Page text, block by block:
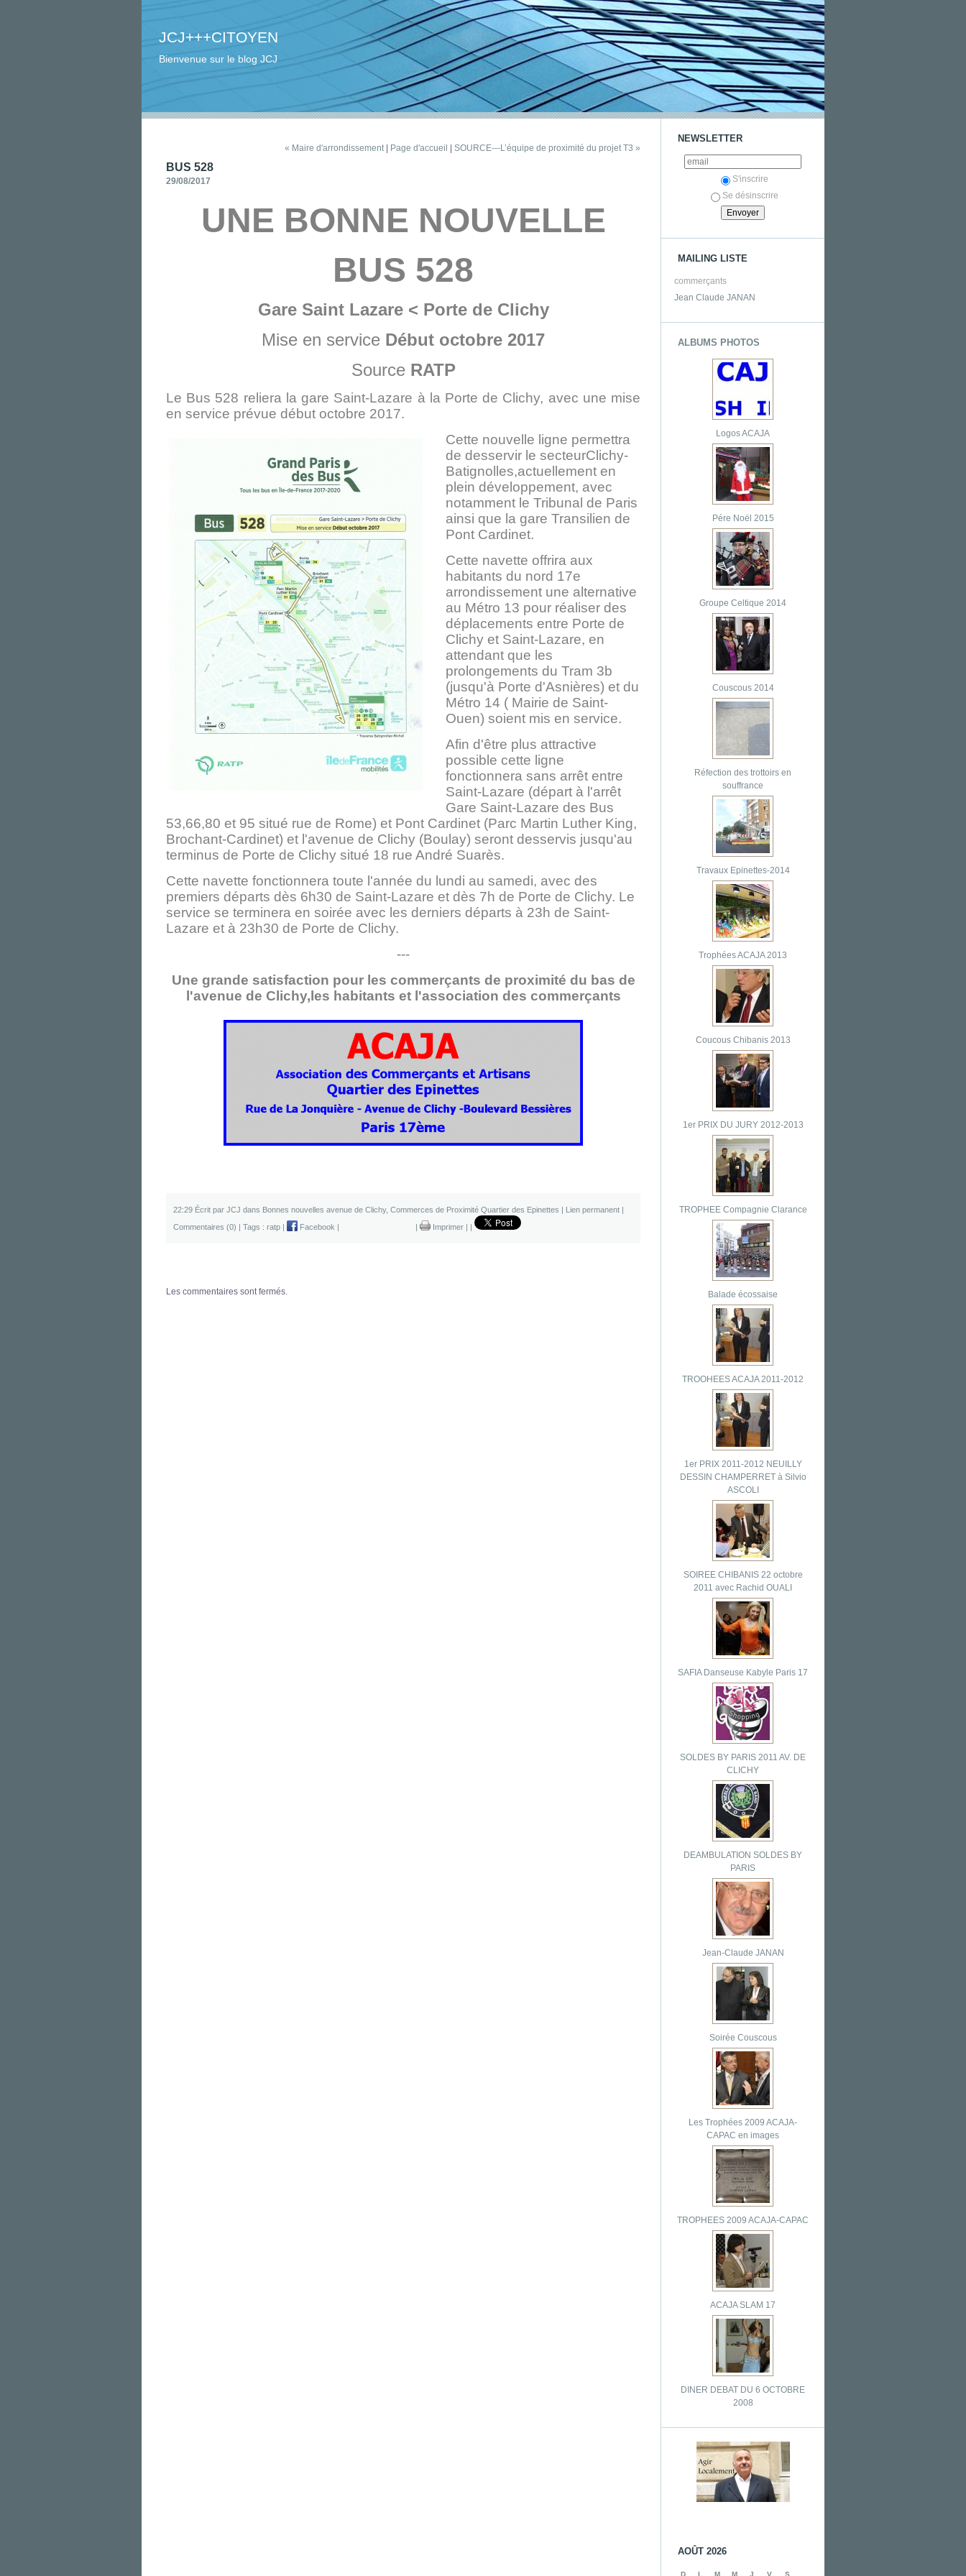
JCJ+++CITOYEN
Bienvenue sur le blog JCJ
NEWSLETTER
S'inscrire
Se désinscrire
MAILING LISTE
commerçants
Jean Claude JANAN
ALBUMS PHOTOS
Logos ACAJA
Pére Noël 2015
Groupe Celtique 2014
Couscous 2014
Réfection des trottoirs en
souffrance
Travaux Epinettes-2014
Trophées ACAJA 2013
Coucous Chibanis 2013
1er PRIX DU JURY 2012-2013
TROPHEE Compagnie Clarance
Balade écossaise
TROOHEES ACAJA 2011-2012
1er PRIX 2011-2012 NEUILLY
DESSIN CHAMPERRET à Silvio
ASCOLI
SOIREE CHIBANIS 22 octobre
2011 avec Rachid OUALI
SAFIA Danseuse Kabyle Paris 17
SOLDES BY PARIS 2011 AV. DE
CLICHY
DEAMBULATION SOLDES BY
PARIS
Jean-Claude JANAN
Soirée Couscous
Les Trophées 2009 ACAJA-
CAPAC en images
TROPHEES 2009 ACAJA-CAPAC
ACAJA SLAM 17
DINER DEBAT DU 6 OCTOBRE
2008
AOÛT 2026
D L M M J V S
« Maire d'arrondissement| Page d'accueil SOURCE---L’équipe de proximité du projet T3 »
29/08/2017
BUS 528
UNE BONNE NOUVELLE
BUS 528
Gare Saint Lazare < Porte de Clichy
Mise en service Début octobre 2017
SourceRATP
Le Bus 528 reliera la gare Saint-Lazare à la Porte de Clichy, avec une mise
en service prévue début octobre 2017.
Cette nouvelle ligne permettra
de desservir le secteurClichy-
Batignolles,actuellement en
plein développement, avec
notamment le Tribunal de Paris
ainsi que la gare Transilien de
Pont Cardinet.
Cette navette offrira aux
habitants du nord 17e
arrondissement une alternative
au Métro 13 pour réaliser des
déplacements entre Porte de
Clichy et Saint-Lazare, en
attendant que les
prolongements du Tram 3b
(jusqu'à Porte d'Asnières) et du
Métro 14 ( Mairie de Saint-
Ouen) soient mis en service.
Afin d'être plus attractive
possible cette ligne
fonctionnera sans arrêt entre
Saint-Lazare (départ à l'arrêt
Gare Saint-Lazare des Bus
53,66,80 et 95 situé rue de Rome) et Pont Cardinet (Parc Martin Luther King,
Brochant-Cardinet) et l'avenue de Clichy (Boulay) seront desservis jusqu'au
terminus de Porte de Clichy situé 18 rue André Suarès.
Cette navette fonctionnera toute l'année du lundi au samedi, avec des
premiers départs dès 6h30 de Saint-Lazare et dès 7h de Porte de Clichy. Le
service se terminera en soirée avec les derniers départs à 23h de Saint-
Lazare et à 23h30 de Porte de Clichy.
---
Une grande satisfaction pour les commerçants de proximité du bas de
l'avenue de Clichy,les habitants et l'association des commerçants
22:29 Écrit par JCJ dans Bonnes nouvelles avenue de Clichy, Commerces de Proximité Quartier des Epinettes | Lien permanent |
Commentaires (0) | Tags : ratp | Facebook | | Imprimer | |
Les commentaires sont fermés.